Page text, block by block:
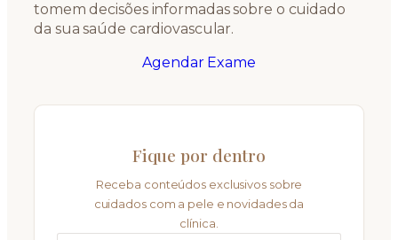
tomem decisões informadas sobre o cuidado
da sua saúde cardiovascular.
Agendar Exame
Fique por dentro
Receba conteúdos exclusivos sobre
cuidados com a pele e novidades da
clínica.